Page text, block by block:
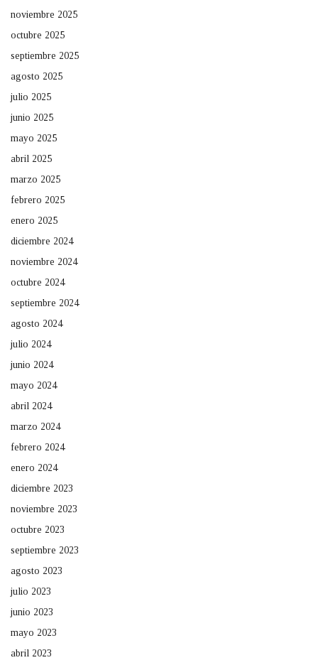
noviembre 2025
octubre 2025
septiembre 2025
agosto 2025
julio 2025
junio 2025
mayo 2025
abril 2025
marzo 2025
febrero 2025
enero 2025
diciembre 2024
noviembre 2024
octubre 2024
septiembre 2024
agosto 2024
julio 2024
junio 2024
mayo 2024
abril 2024
marzo 2024
febrero 2024
enero 2024
diciembre 2023
noviembre 2023
octubre 2023
septiembre 2023
agosto 2023
julio 2023
junio 2023
mayo 2023
abril 2023